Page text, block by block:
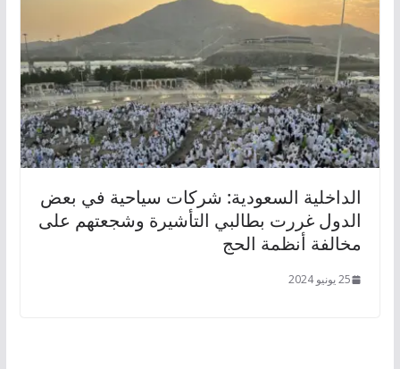
الداخلية السعودية: شركات سياحية في بعض
الدول غررت بطالبي التأشيرة وشجعتهم على
مخالفة أنظمة الحج
25 يونيو 2024